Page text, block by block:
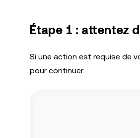
Étape 1 : attentez
Si une action est requise de
pour continuer.